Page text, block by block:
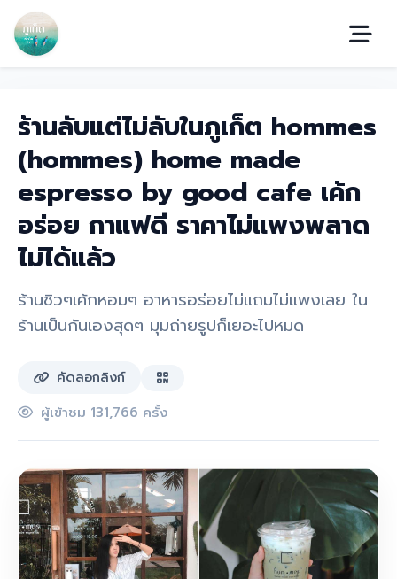
ร้านลับแต่ไม่ลับในภูเก็ต hommes
(hommes) home made
espresso by good cafe เค้ก
อร่อย กาแฟดี ราคาไม่แพงพลาด
ไม่ได้แล้ว
ร้านชิวๆเค้กหอมๆ อาหารอร่อยไม่แถมไม่แพงเลย ใน
ร้านเป็นกันเองสุดๆ มุมถ่ายรูปก็เยอะไปหมด
คัดลอกลิงก์
ผู้เข้าชม 131,766 ครั้ง